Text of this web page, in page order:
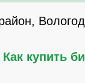
Как купить